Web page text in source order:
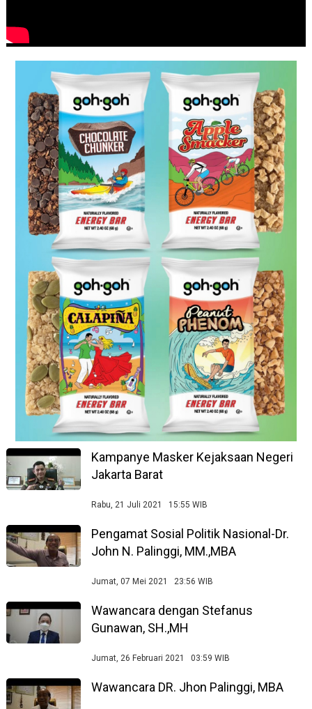
Kampanye Masker Kejaksaan Negeri
Jakarta Barat
Rabu, 21 Juli 2021 15:55 WIB
Pengamat Sosial Politik Nasional-Dr.
John N. Palinggi, MM.,MBA
Jumat, 07 Mei 2021 23:56 WIB
Wawancara dengan Stefanus
Gunawan, SH.,MH
Jumat, 26 Februari 2021 03:59 WIB
Wawancara DR. Jhon Palinggi, MBA